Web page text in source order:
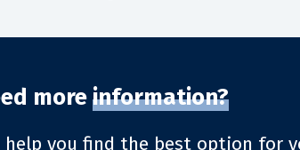
moreinformation?
help you find the best option for